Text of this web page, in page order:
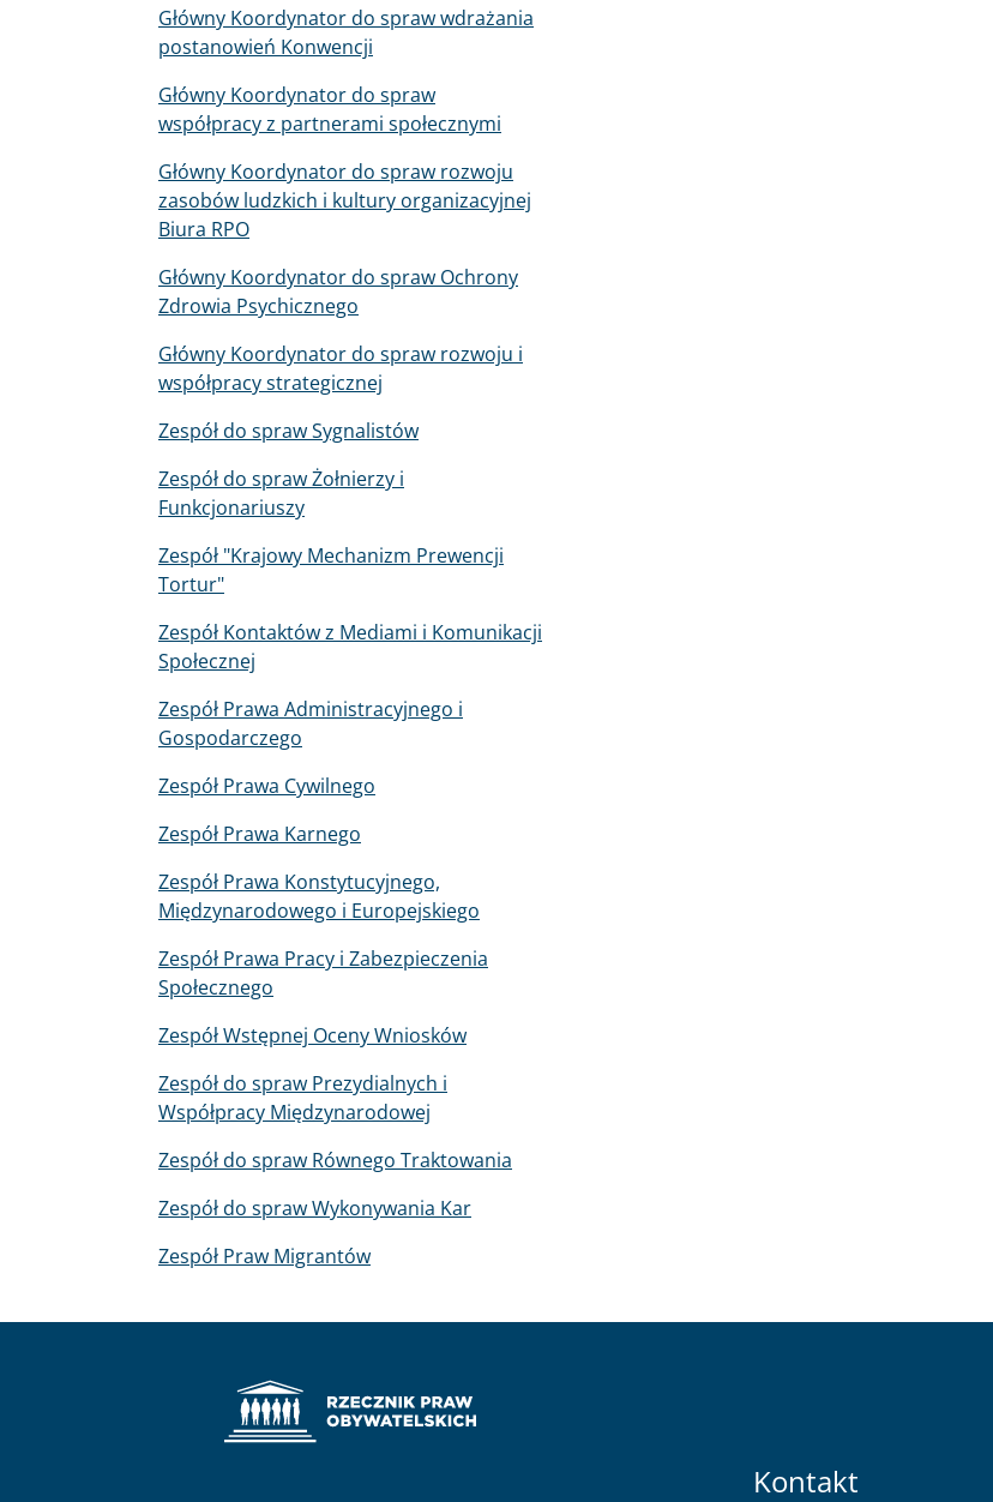
Główny Koordynator do spraw wdrażania
postanowień Konwencji
Główny Koordynator do spraw
współpracy z partnerami społecznymi
Główny Koordynator do spraw rozwoju
zasobów ludzkich i kultury organizacyjnej
Biura RPO
Główny Koordynator do spraw Ochrony
Zdrowia Psychicznego
Główny Koordynator do spraw rozwoju i
współpracy strategicznej
Zespół do spraw Sygnalistów
Zespół do spraw Żołnierzy i
Funkcjonariuszy
Zespół "Krajowy Mechanizm Prewencji
Tortur"
Zespół Kontaktów z Mediami i Komunikacji
Społecznej
Zespół Prawa Administracyjnego i
Gospodarczego
Zespół Prawa Cywilnego
Zespół Prawa Karnego
Zespół Prawa Konstytucyjnego,
Międzynarodowego i Europejskiego
Zespół Prawa Pracy i Zabezpieczenia
Społecznego
Zespół Wstępnej Oceny Wniosków
Zespół do spraw Prezydialnych i
Współpracy Międzynarodowej
Zespół do spraw Równego Traktowania
Zespół do spraw Wykonywania Kar
Zespół Praw Migrantów
Kontakt